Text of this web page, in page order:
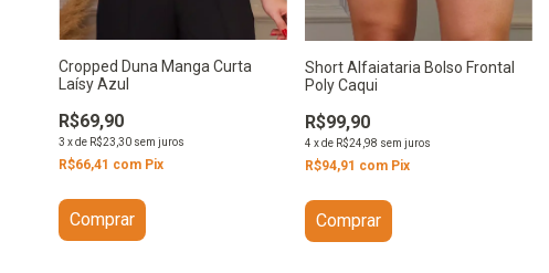
Cropped Duna Manga Curta
Laísy Azul
R$69,90
3 xde R$23,30 sem juros
R$66,41 com Pix
Comprar
Short Alfaiataria Bolso Frontal
Poly Caqui
R$99,90
4 xde R$24,98 sem juros
R$94,91 com Pix
Comprar